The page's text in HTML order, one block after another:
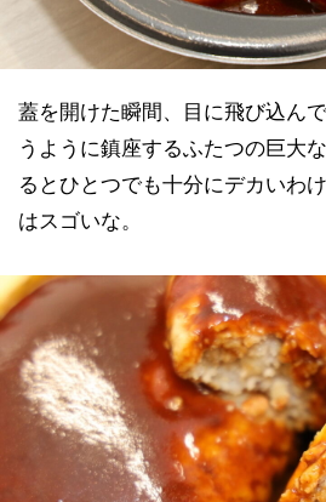
蓋を開けた瞬間、目に飛び込ん
うように鎮座するふたつの巨大
るとひとつでも十分にデカいわ
はスゴいな。